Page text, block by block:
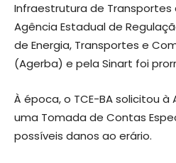
Infraestrutura de Transportes
Agência Estadual de
de Energia, Transportes e
(Agerba) e pela Sinart foi
À época, o TCE-BA solicitou
uma Tomada de Contas
possíveis danos ao erário.